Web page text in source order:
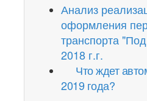
Анализ
оформления
транспорта
2018 г.г.
Что ждет
2019 года?